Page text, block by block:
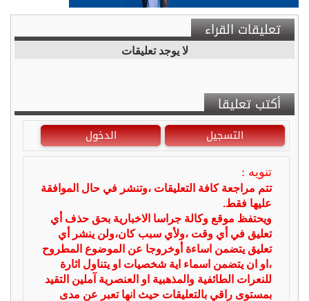
تعليقات القراء
لا يوجد تعليقات
أكتب تعليقا
التسجيل الدخول
تنويه :
تتم مراجعة كافة التعليقات ،وتنشر في حال الموافقة
عليها فقط.
ويحتفظ موقع وكالة جراسا الاخبارية بحق حذف أي
تعليق في أي وقت ،ولأي سبب كان،ولن ينشر أي
تعليق يتضمن اساءة أوخروجا عن الموضوع المطروح
،او ان يتضمن اسماء اية شخصيات او يتناول اثارة
للنعرات الطائفية والمذهبية او العنصرية آملين التقيد
بمستوى راقي بالتعليقات حيث انها تعبر عن مدى